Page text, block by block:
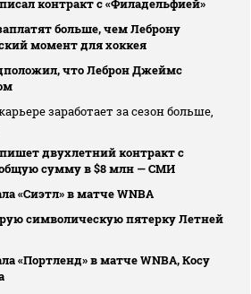
контракт с «Филадельфией»
больше, чем Леброну
момент для хоккея
что Леброн Джеймс
заработает за сезон больше,
двухлетний контракт с
сумму в $8 млн — СМИ
«Сиэтл» в матче WNBA
символическую пятерку Летней
«Портленд» в матче WNBA, Косу